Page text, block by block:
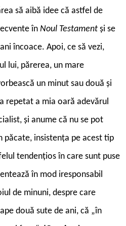
să aibă idee că astfel de
în Noul Testament și se
încoace. Apoi, ce să vezi,
lui, părerea, un mare
un minut sau două și
repetat a mia oară adevărul
și anume că nu se pot
păcate, insistența pe acest tip
tendențios în care sunt puse
în mod iresponsabil
de minuni, despre care
două sute de ani, că „în